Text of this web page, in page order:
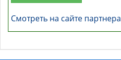
Смотреть на сайте партнера